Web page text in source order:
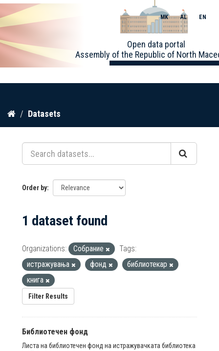
Skip
content
Open data portal
Assembly of the Republic of North
MK AL EN
Datasets
Order by
1 dataset found
Organizations: Собрание
Tags:
истражувања
фонд
библиотекар
книга
Filter Results
Библиотечен фонд
Листа на библиотечен фонд на истражувачката библиотека